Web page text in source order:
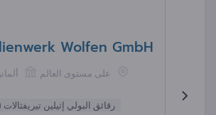
Wolfen GmbH
على مستوى العالم
رقائق البولي إثيلين